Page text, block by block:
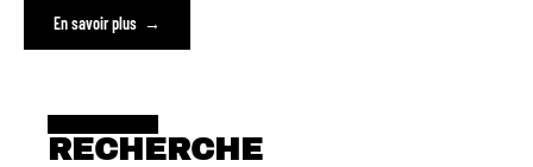
En savoir plus
RECHERCHE